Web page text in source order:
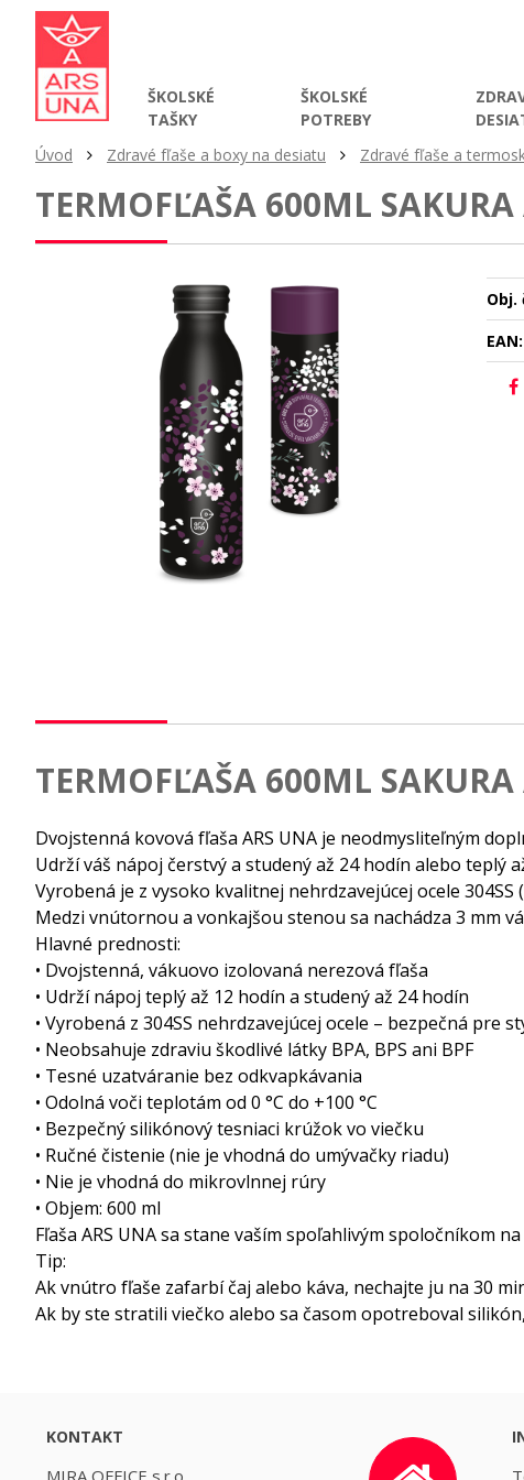
ŠKOLSKÉ
TAŠKY
ŠKOLSKÉ
POTREBY
Úvod
Zdravé fľaše a boxy na desiatu Zdravé fľaše a
TERMOFĽAŠA 600ML
Obj.
EAN:
TERMOFĽAŠA 600ML
Dvojstenná kovová fľaša ARS UNA je neodmysliteľným
Udrží váš nápoj čerstvý a studený až 24 hodín alebo teplý
Vyrobená je z vysoko kvalitnej nehrdzavejúcej ocele
Medzi vnútornou a vonkajšou stenou sa nachádza 3 mm
Hlavné prednosti:
• Dvojstenná, vákuovo izolovaná nerezová fľaša
• Udrží nápoj teplý až 12 hodín a studený až 24 hodín
• Vyrobená z 304SS nehrdzavejúcej ocele – bezpečná pre
• Neobsahuje zdraviu škodlivé látky BPA, BPS ani BPF
• Tesné uzatváranie bez odkvapkávania
• Odolná voči teplotám od 0 °C do +100 °C
• Bezpečný silikónový tesniaci krúžok vo viečku
• Ručné čistenie (nie je vhodná do umývačky riadu)
• Nie je vhodná do mikrovlnnej rúry
• Objem: 600 ml
Fľaša ARS UNA sa stane vaším spoľahlivým spoločníkom
Tip:
Ak vnútro fľaše zafarbí čaj alebo káva, nechajte ju na 30
Ak by ste stratili viečko alebo sa časom opotreboval
KONTAKT
MIRA OFFICE s.r.o.